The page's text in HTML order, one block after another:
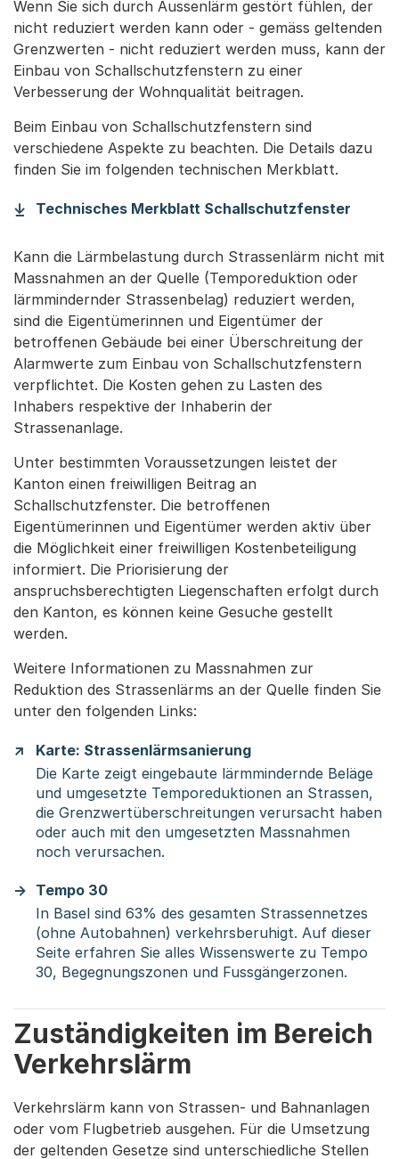
Wenn Sie sich durch Aussenlärm gestört fühlen, der
nicht reduziert werden kann oder - gemäss geltenden
Grenzwerten - nicht reduziert werden muss, kann der
Einbau von Schallschutzfenstern zu einer
Verbesserung der Wohnqualität beitragen.
Beim Einbau von Schallschutzfenstern sind
verschiedene Aspekte zu beachten. Die Details dazu
finden Sie im folgenden technischen Merkblatt.
Technisches Merkblatt Schallschutzfenster
Kann die Lärmbelastung durch Strassenlärm nicht mit
Massnahmen an der Quelle (Temporeduktion oder
lärmmindernder Strassenbelag) reduziert werden,
sind die Eigentümerinnen und Eigentümer der
betroffenen Gebäude bei einer Überschreitung der
Alarmwerte zum Einbau von Schallschutzfenstern
verpflichtet. Die Kosten gehen zu Lasten des
Inhabers respektive der Inhaberin der
Strassenanlage.
Unter bestimmten Voraussetzungen leistet der
Kanton einen freiwilligen Beitrag an
Schallschutzfenster. Die betroffenen
Eigentümerinnen und Eigentümer werden aktiv über
die Möglichkeit einer freiwilligen Kostenbeteiligung
informiert. Die Priorisierung der
anspruchsberechtigten Liegenschaften erfolgt durch
den Kanton, es können keine Gesuche gestellt
werden.
Weitere Informationen zu Massnahmen zur
Reduktion des Strassenlärms an der Quelle finden Sie
unter den folgenden Links:
Karte: Strassenlärmsanierung
Die Karte zeigt eingebaute lärmmindernde Beläge
und umgesetzte Temporeduktionen an Strassen,
die Grenzwertüberschreitungen verursacht haben
oder auch mit den umgesetzten Massnahmen
noch verursachen.
Tempo 30
In Basel sind 63% des gesamten Strassennetzes
(ohne Autobahnen) verkehrsberuhigt. Auf dieser
Seite erfahren Sie alles Wissenswerte zu Tempo
30, Begegnungszonen und Fussgängerzonen.
Zuständigkeiten im Bereich
Verkehrslärm
Verkehrslärm kann von Strassen- und Bahnanlagen
oder vom Flugbetrieb ausgehen. Für die Umsetzung
der geltenden Gesetze sind unterschiedliche Stellen